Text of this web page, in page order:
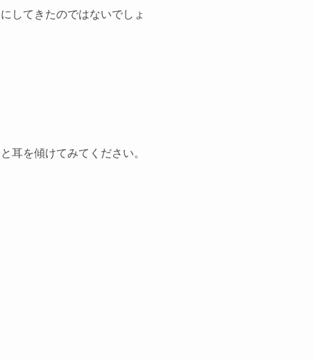
してきたのではないでしょ
耳を傾けてみてください。